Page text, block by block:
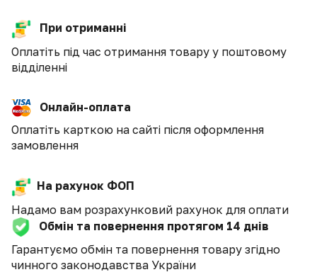
При отриманні
Оплатіть під час отримання товару у поштовому
відділенні
Онлайн-оплата
Оплатіть карткою на сайті після оформлення
замовлення
На рахунок ФОП
Надамо вам розрахунковий рахунок для оплати
Обмін та повернення протягом 14 днів
Гарантуємо обмін та повернення товару згідно
чинного законодавства України